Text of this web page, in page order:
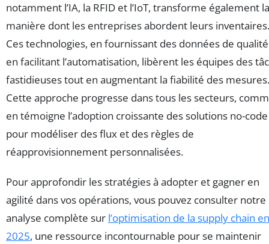
notamment l’IA, la RFID et l’IoT, transforme également la
manière dont les entreprises abordent leurs inventaires.
Ces technologies, en fournissant des données de
en facilitant l’automatisation, libèrent les équipes des
fastidieuses tout en augmentant la fiabilité des mesures.
Cette approche progresse dans tous les secteurs,
en témoigne l’adoption croissante des solutions no-code
pour modéliser des flux et des règles de
réapprovisionnement personnalisées.
Pour approfondir les stratégies à adopter et gagner en
agilité dans vos opérations, vous pouvez consulter notre
analyse complète sur l’optimisation de la supply chain en
2025, une ressource incontournable pour se maintenir